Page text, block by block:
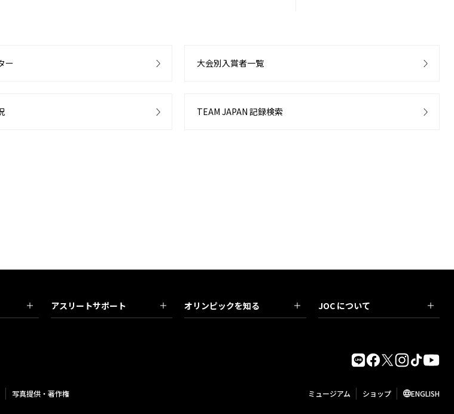
ー 大会別入賞者一覧
TEAM JAPAN 記録検索
アスリートサポート オリンピックを知る JOC について
写真提供・著作権 ミュージアム ショップ ENGLISH